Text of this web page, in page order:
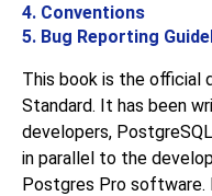
4. Conventions
5. Bug Reporting
This book is the official
Standard. It has been
developers, PostgreSQL
in parallel to the
Postgres Pro software.